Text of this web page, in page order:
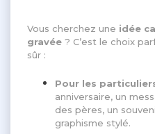
Vous cherchez une idée
gravée ? C’est le choix
sûr :
Pour les
anniversaire, un
des pères, un
graphisme stylé.